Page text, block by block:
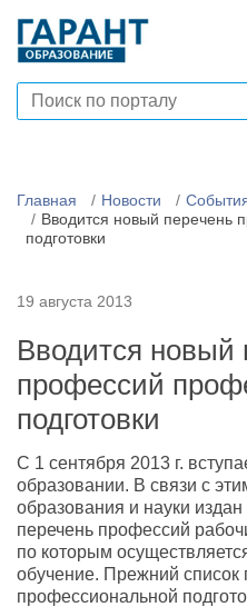
Главная Новости
Вводится новый перечень
подготовки
19 августа 2013
Вводится новый
профессий
подготовки
С 1 сентября 2013 г.
образовании. В связи с
образования и науки
перечень профессий
по которым
обучение. Прежний список
профессиональной